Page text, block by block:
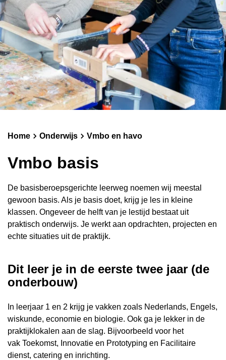
Groep 8
Contact
Schoolgids
Magister
Home Onderwijs Vmbo en havo
Vmbo basis
De basisberoepsgerichte leerweg noemen wij meestal
gewoon basis. Als je basis doet, krijg je les in kleine
klassen. Ongeveer de helft van je lestijd bestaat uit
praktisch onderwijs. Je werkt aan opdrachten, projecten en
echte situaties uit de praktijk.
Dit leer je in de eerste twee jaar (de
onderbouw)
In leerjaar 1 en 2 krijg je vakken zoals Nederlands, Engels,
wiskunde, economie en biologie. Ook ga je lekker in de
praktijklokalen aan de slag. Bijvoorbeeld voor het
vak Toekomst, Innovatie en Prototyping en Facilitaire
dienst, catering en inrichting.